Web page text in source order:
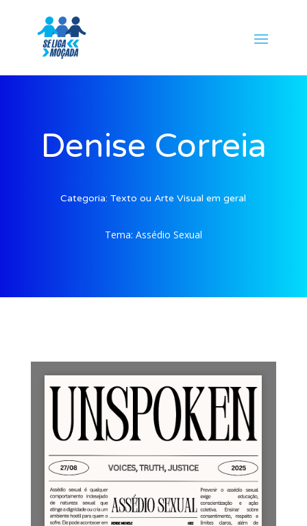
Denise Correia
Categoria:Texto ou Arte Visual em geral
Tema: Assédio Sexual